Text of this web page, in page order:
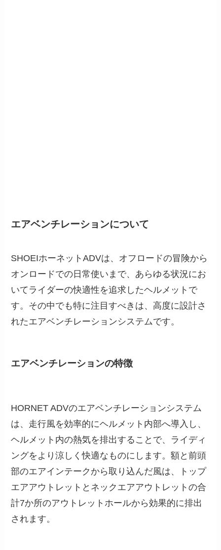
エアベンチレーションについて
SHOEIホーネットADVは、オフロードの冒険から
オンロードでの日常使いまで、あらゆる状況にお
いてライダーの快適性を追求したヘルメットで
す。その中でも特に注目すべきは、高度に設計さ
れたエアベンチレーションシステムです。
エアベンチレーションの特徴
HORNET ADVのエアベンチレーションシステム
は、走行風を効率的にヘルメット内部へ導入し、
ヘルメット内の熱気を排出することで、ライディ
ングをより涼しく快適なものにします。額と前頭
部のエアインテークから取り込んだ風は、トップ
エアアウトレットとネックエアアウトレットの合
計7か所のアウトレットホールから効果的に排出
されます。